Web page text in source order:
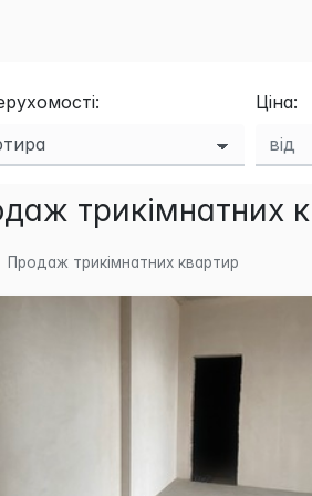
Ціна:
трикімнатних
Продаж трикімнатних квартир